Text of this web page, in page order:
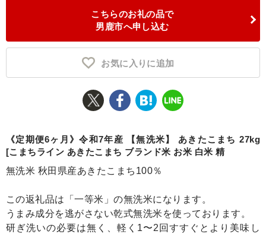
こちらのお礼の品で
男鹿市へ申し込む
お気に入りに追加
《定期便6ヶ月》令和7年産 【無洗米】 あきたこまち 27kg
[こまちライン あきたこまち ブランド米 お米 白米 精
無洗米 秋田県産あきたこまち100％
この返礼品は「一等米」の無洗米になります。
うまみ成分を逃がさない乾式無洗米を使っております。
研ぎ洗いの必要は無く、軽く1〜2回すすぐとより美味し